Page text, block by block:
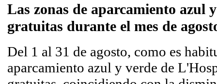
Las zonas de aparcamiento azul
gratuitas durante el mes de
Del 1 al 31 de agosto, como es
aparcamiento azul y verde de